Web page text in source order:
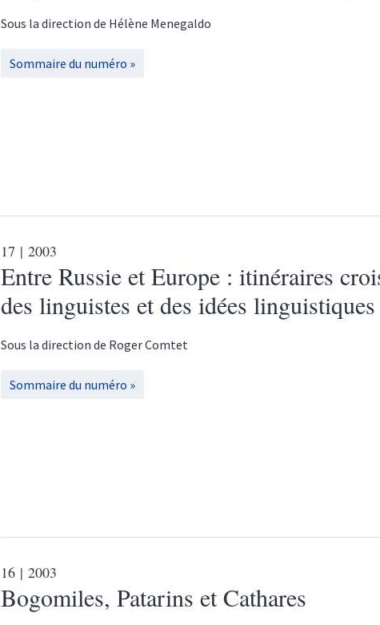
Sous la direction de Hélène Menegaldo
Sommaire du numéro
17 | 2003
Entre Russie et Europe : itinéraires
des linguistes et des idées linguistiques
Sous la direction de RogerComtet
Sommaire du numéro
16 | 2003
Bogomiles, Patarins et Cathares